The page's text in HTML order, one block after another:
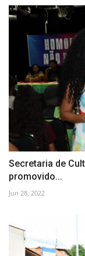
Secretaria de
promovido...
Jun 28, 2022